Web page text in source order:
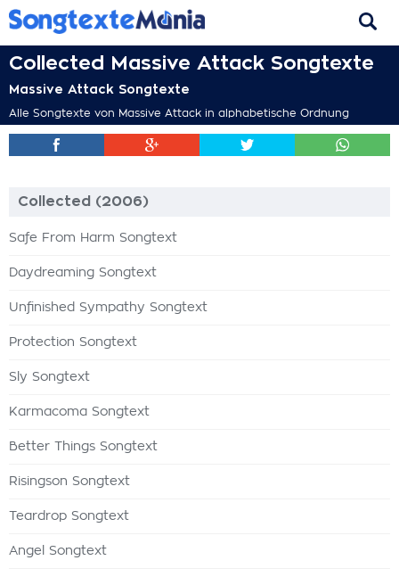
Collected Massive Attack Songtexte
Massive Attack Songtexte
Alle Songtexte von Massive Attack in alphabetische Ordnung
Collected (2006)
Safe From Harm Songtext
Daydreaming Songtext
Unfinished Sympathy Songtext
Protection Songtext
Sly Songtext
Karmacoma Songtext
Better Things Songtext
Risingson Songtext
Teardrop Songtext
Angel Songtext